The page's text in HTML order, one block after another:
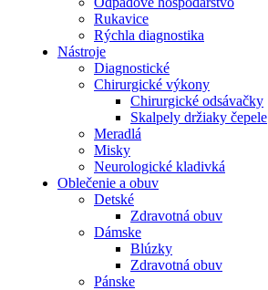
Rukavice
Rýchla diagnostika
Nástroje
Diagnostické
Chirurgické výkony
Chirurgické odsávačky
Skalpely držiaky čepele
Meradlá
Misky
Neurologické kladivká
Oblečenie a obuv
Detské
Zdravotná obuv
Dámske
Blúzky
Zdravotná obuv
Pánske